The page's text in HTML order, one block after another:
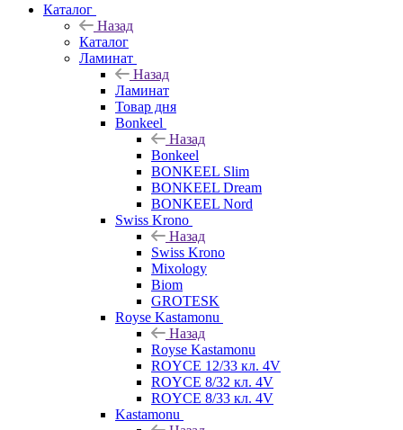
Каталог
Назад
Каталог
Ламинат
Назад
Ламинат
Товар дня
Bonkeel
Назад
Bonkeel
BONKEEL Slim
BONKEEL Dream
BONKEEL Nord
Swiss Krono
Назад
Swiss Krono
Mixology
Biom
GROTESK
Royse Kastamonu
Назад
Royse Kastamonu
ROYCE 12/33 кл. 4V
ROYCE 8/32 кл. 4V
ROYCE 8/33 кл. 4V
Kastamonu